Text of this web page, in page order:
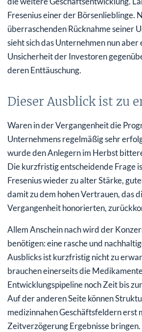
Fresenius einer der Börsenlieblinge.
überraschenden Rücknahme seiner
sieht sich das Unternehmen nun
Unsicherheit der Investoren
deren Enttäuschung.
Dieser Ausblick ist zu
Waren in der Vergangenheit die
Unternehmens regelmäßig sehr
wurde den Anlegern im Herbst
Die kurzfristig entscheidende Frage
Fresenius wieder zu alter Stärke,
damit zu dem hohen Vertrauen, das
Vergangenheit honorierten,
Allem Anschein nach wird der
benötigen: eine rasche und
Ausblicks ist kurzfristig nicht zu
brauchen einerseits die
Entwicklungspipeline noch Zeit bis
Auf der anderen Seite können
medizinnahen Geschäftsfeldern erst
Zeitverzögerung Ergebnisse bringen.